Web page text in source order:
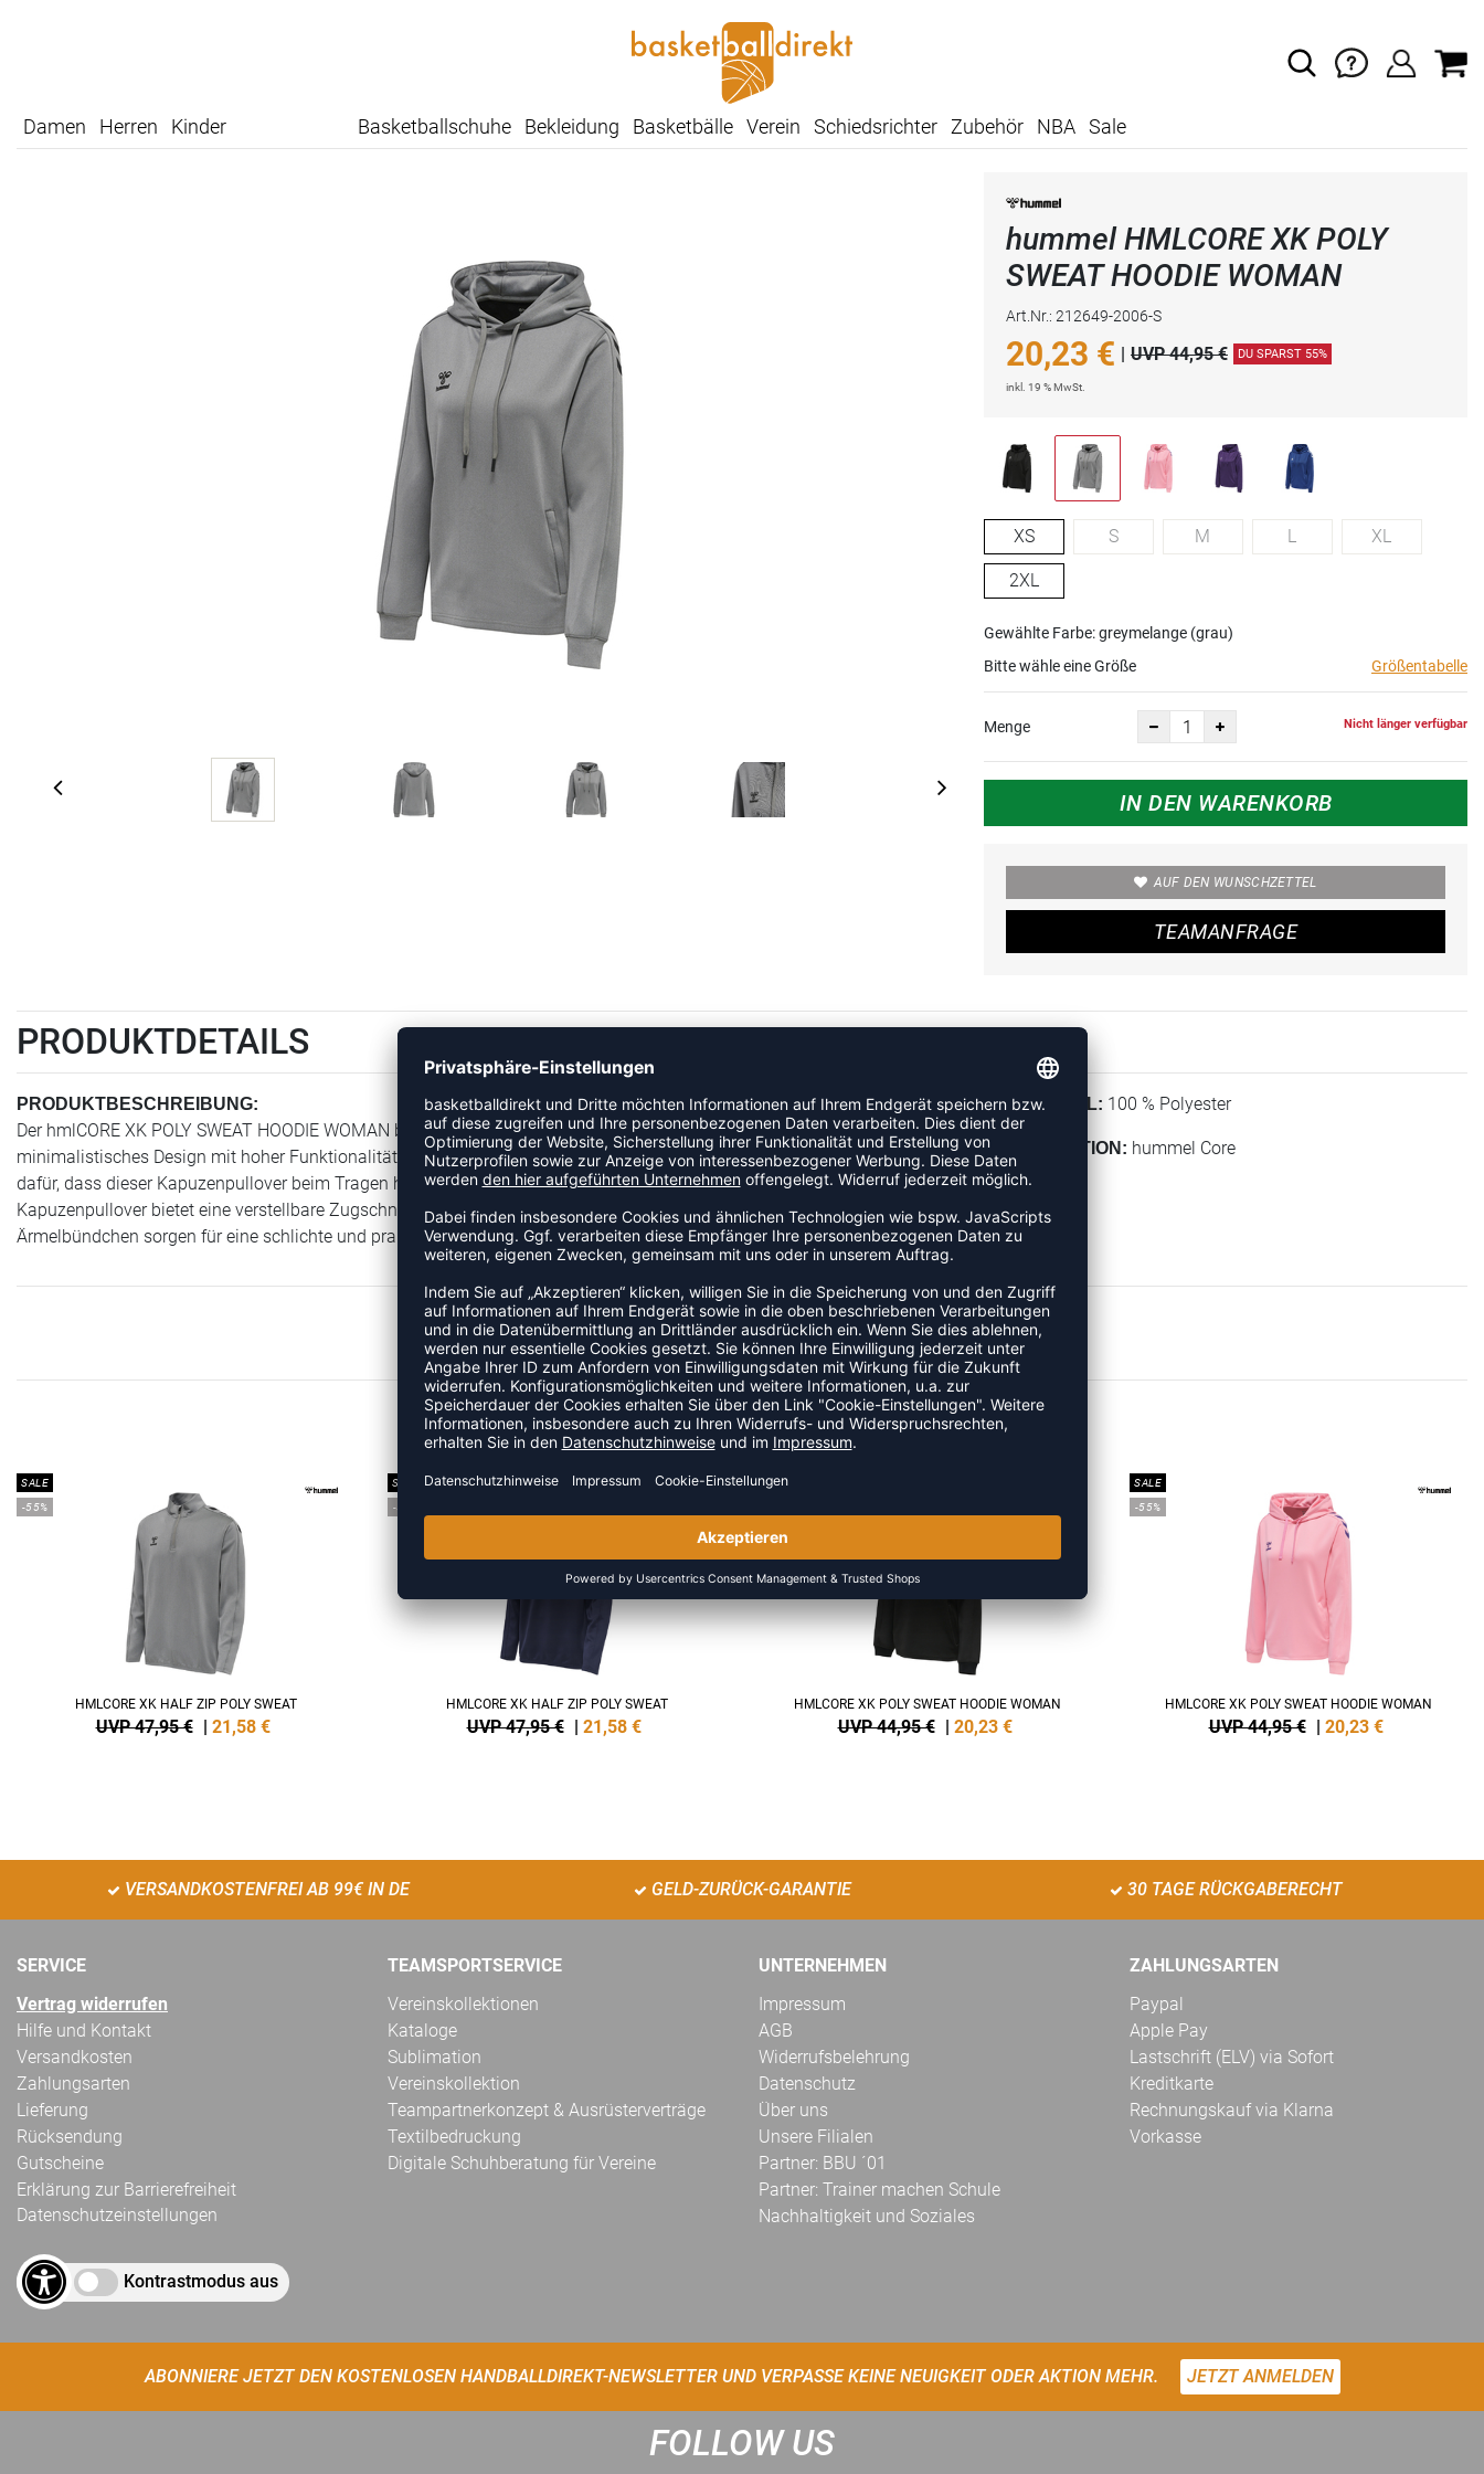
Damen Herren Kinder Basketballschuhe Bekleidung Basketbälle Verein Schiedsrichter Zubehör NBA Sale
hummel HMLCORE XK POLY
SWEAT HOODIE WOMAN
Art.Nr.: 212649-2006-S
20,23 € | UVP 44,95 € DU SPARST 55%
inkl. 19 % MwSt.
XS S M L XL
2XL
Gewählte Farbe: greymelange (grau)
Bitte wähle eine Größe
Größentabelle
Menge Nicht länger verfügbar
IN DEN WARENKORB
AUF DEN WUNSCHZETTEL
TEAMANFRAGE
PRODUKTDETAILS
PRODUKTBESCHREIBUNG:
Der hmlCORE XK POLY SWEAT HOODIE WOMAN besteht aus weichem, bequemem Sweatstoff und kombiniert ein
minimalistisches Design mit hoher Funktionalität sowie einem modernen Finish. Die BEECOOL® Materialtechnologie sorgt
dafür, dass dieser Kapuzenpullover beim Tragen hoch atmungsaktiv ist und auch schnell trocknet. Dieser hummel®
Kapuzenpullover bietet eine verstellbare Zugschnur in der Kapuze zum Anpassen von Größe und Form. Klassische
Ärmelbündchen sorgen für eine schlichte und praktische Silhouette.
MATERIAL: 100 % Polyester
KOLLEKTION: hummel Core
ZULETZT ANGESEHEN
MEHR AUS DER KATEGORIE HOODIES
SALE
-55%
HMLCORE XK HALF ZIP POLY SWEAT
UVP 47,95 € | 21,58 €
SALE
-55%
HMLCORE XK HALF ZIP POLY SWEAT
UVP 47,95 € | 21,58 €
SALE
HMLCORE XK POLY SWEAT HOODIE WOMAN
UVP 44,95 € | 20,23 €
SALE
-55%
HMLCORE XK POLY SWEAT HOODIE WOMAN
UVP 44,95 € | 20,23 €
VERSANDKOSTENFREI AB 99€ IN DE GELD-ZURÜCK-GARANTIE 30 TAGE RÜCKGABERECHT
SERVICE
Vertrag widerrufen
Hilfe und Kontakt
Versandkosten
Zahlungsarten
Lieferung
Rücksendung
Gutscheine
Erklärung zur Barrierefreiheit
Datenschutzeinstellungen
Kontrastmodus aus
TEAMSPORTSERVICE
Vereinskollektionen
Kataloge
Sublimation
Vereinskollektion
Teampartnerkonzept & Ausrüsterverträge
Textilbedruckung
Digitale Schuhberatung für Vereine
UNTERNEHMEN
Impressum
AGB
Widerrufsbelehrung
Datenschutz
Über uns
Unsere Filialen
Partner: BBU ´01
Partner: Trainer machen Schule
Nachhaltigkeit und Soziales
ZAHLUNGSARTEN
Paypal
Apple Pay
Lastschrift (ELV) via Sofort
Kreditkarte
Rechnungskauf via Klarna
Vorkasse
ABONNIERE JETZT DEN KOSTENLOSEN HANDBALLDIREKT-NEWSLETTER UND VERPASSE KEINE NEUIGKEIT ODER AKTION MEHR. JETZT ANMELDEN
FOLLOW US